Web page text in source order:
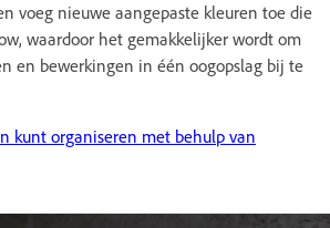
voeg nieuwe aangepaste kleuren toe die
waardoor het gemakkelijker wordt om
en bewerkingen in één oogopslag bij te
kunt organiseren met behulp van